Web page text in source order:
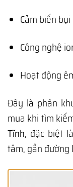
Cảm biến
Công nghệ
Hoạt động
Đây là phân
mua khi tìm
Tĩnh, đặc biệt
tâm, gần đường